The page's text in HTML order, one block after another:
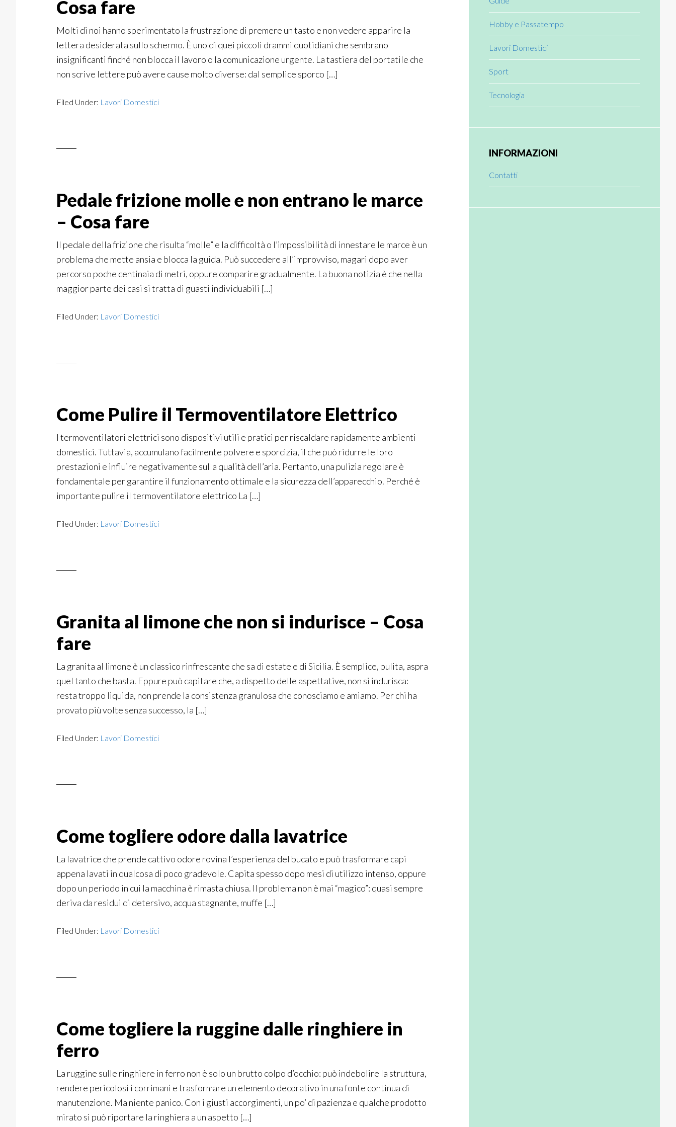
Cosa fare
Molti di noi hanno sperimentato la frustrazione di premere un tasto e non vedere apparire la
lettera desiderata sullo schermo. È uno di quei piccoli drammi quotidiani che sembrano
insignificanti finché non blocca il lavoro o la comunicazione urgente. La tastiera del portatile che
non scrive lettere può avere cause molto diverse: dal semplice sporco […]
Filed Under: Lavori Domestici
Pedale frizione molle e non entrano le marce​
– Cosa fare
Il pedale della frizione che risulta “molle” e la difficoltà o l’impossibilità di innestare le marce è un
problema che mette ansia e blocca la guida. Può succedere all’improvviso, magari dopo aver
percorso poche centinaia di metri, oppure comparire gradualmente. La buona notizia è che nella
maggior parte dei casi si tratta di guasti individuabili […]
Filed Under: Lavori Domestici
Come Pulire il Termoventilatore Elettrico
I termoventilatori elettrici sono dispositivi utili e pratici per riscaldare rapidamente ambienti
domestici. Tuttavia, accumulano facilmente polvere e sporcizia, il che può ridurre le loro
prestazioni e influire negativamente sulla qualità dell’aria. Pertanto, una pulizia regolare è
fondamentale per garantire il funzionamento ottimale e la sicurezza dell’apparecchio. Perché è
importante pulire il termoventilatore elettrico La […]
Filed Under: Lavori Domestici
Granita al limone che non si indurisce​ – Cosa
fare
La granita al limone è un classico rinfrescante che sa di estate e di Sicilia. È semplice, pulita, aspra
quel tanto che basta. Eppure può capitare che, a dispetto delle aspettative, non si indurisca:
resta troppo liquida, non prende la consistenza granulosa che conosciamo e amiamo. Per chi ha
provato più volte senza successo, la […]
Filed Under: Lavori Domestici
Come togliere odore dalla lavatrice
La lavatrice che prende cattivo odore rovina l’esperienza del bucato e può trasformare capi
appena lavati in qualcosa di poco gradevole. Capita spesso dopo mesi di utilizzo intenso, oppure
dopo un periodo in cui la macchina è rimasta chiusa. Il problema non è mai “magico”: quasi sempre
deriva da residui di detersivo, acqua stagnante, muffe […]
Filed Under: Lavori Domestici
Come togliere la ruggine dalle ringhiere in
ferro
La ruggine sulle ringhiere in ferro non è solo un brutto colpo d’occhio: può indebolire la struttura,
rendere pericolosi i corrimani e trasformare un elemento decorativo in una fonte continua di
manutenzione. Ma niente panico. Con i giusti accorgimenti, un po’ di pazienza e qualche prodotto
mirato si può riportare la ringhiera a un aspetto […]
Hobby e Passatempo
Lavori Domestici
Sport
Tecnologia
INFORMAZIONI
Contatti